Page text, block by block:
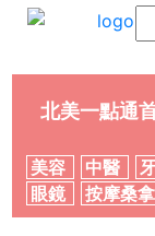
北美一點通
美容 中醫
眼鏡
按摩桑拿